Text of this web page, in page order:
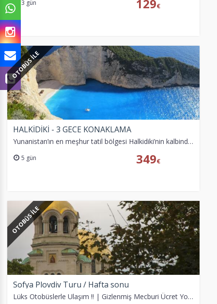
Çerez tercihlerinizibelirleyin.
Daha fazla bilgi içinKVKK bilgilendirmemizi,çerez kullanımve
gizlilik koşullarınıinceleyebilirsiniz.
Zorunlu Çerezler HER ZAMAN AKTIF
Oturum yönetimi, güvenlik ve temel site işlevleri için
gereklidir. Bu çerezler olmadan site düzgün çalışmaz ve
devre dışı bırakılamaz.
3 gün 129€
OTOBÜS İLE
HALKİDİKİ - 3 GECE KONAKLAMA
Yunanistan’ın en meşhur tatil bölgesi Halkidiki’nin kalbinde 3 Gece konaklama… Lüks Araçlarla Ulaşım !! | Gizlenmiş Mecburi Ücret Yok!! | Yeşil Pasaporta Vize Yok!!
5 gün 349€
OTOBÜS İLE
Sofya Plovdiv Turu / Hafta sonu
Lüks Otobüslerle Ulaşım !! | Gizlenmiş Mecburi Ücret Yok!! | Yeşil Pasaporta Vize Yok!! SPA & CASINO & TAVERNA